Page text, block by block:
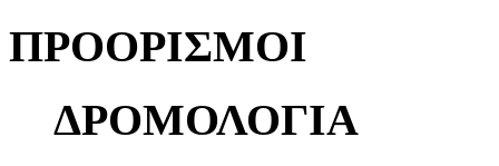
ΠΡΟΟΡΙΣΜΟΙ
ΔΡΟΜΟΛΟΓΙΑ